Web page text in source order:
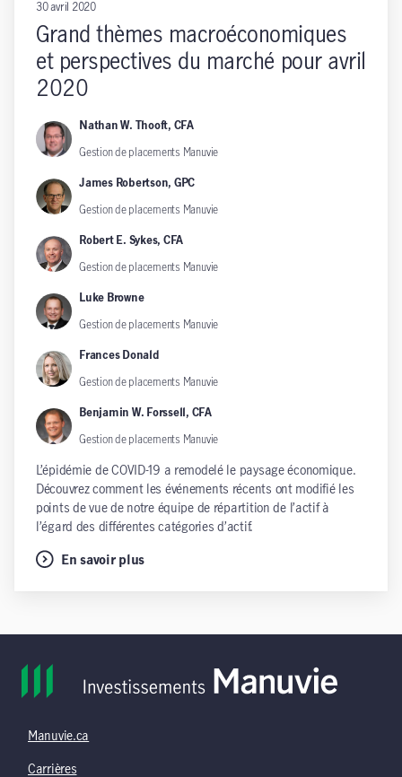
30 avril 2020
Grand thèmes macroéconomiques
et perspectives du marché pour avril
2020
Nathan W. Thooft, CFA
Gestion de placements Manuvie
James Robertson, GPC
Gestion de placements Manuvie
Robert E. Sykes, CFA
Gestion de placements Manuvie
Luke Browne
Gestion de placements Manuvie
Frances Donald
Gestion de placements Manuvie
Benjamin W. Forssell, CFA
Gestion de placements Manuvie
L’épidémie de COVID-19 a remodelé le paysage économique.
Découvrez comment les événements récents ont modifié les
points de vue de notre équipe de répartition de l’actif à
l’égard des différentes catégories d’actif.
En savoir plus
Manuvie.ca
Carrières